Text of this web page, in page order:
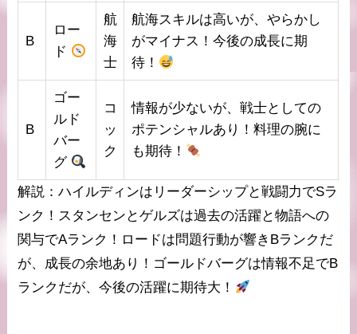
B
ロー
ド
航
海
士
航海スキルは高いが、やらかし
がマイナス！今後の成長に期
待！
B
ゴー
ルド
バー
グ
コ
ッ
ク
情報が少ないが、戦士としての
ポテンシャルあり！料理の腕に
も期待！
解説 ：ハイルディンはリーダーシップと戦闘力でSラ
ンク ！スタンセンとゲルズは過去の活躍と物語への
関与でAランク ！ロードは問題行動が響き Bランク だ
が、成長の余地あり！ゴールドバーグは情報不足でB
ランク だが、今後の活躍に期待大！